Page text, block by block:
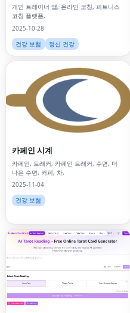
개인 트레이너 앱, 온라인 코칭, 피트니스
코칭 플랫폼,
2025-10-28
건강 보험
정신 건강
카페인 시계
카페인, 트래커, 카페인 트래커, 수면, 더
나은 수면, 커피, 차,
2025-11-04
건강 보험